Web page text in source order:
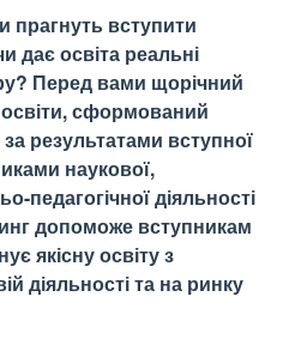
прагнуть вступити
дає освіта реальні
Перед вами щорічний
сформований
результатами вступної
наукової,
педагогічної діяльності
допоможе вступникам
якісну освіту з
діяльності та на ринку